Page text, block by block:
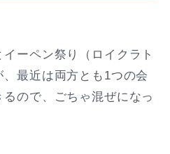
ーペン祭り（ロイクラト
最近は両方とも1つの会
ので、ごちゃ混ぜになっ